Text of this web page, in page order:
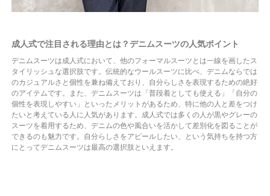
成人式で注目される理由とは？デニムスーツの人気ポイント
デニムスーツは成人式において、他のフォーマルスーツとは一線を画したス
タイリッシュな選択肢です。伝統的なウールスーツに比べ、デニムならでは
のカジュアルさと個性を兼ね備えており、自分らしさを表現するための絶好
のアイテムです。また、デニムスーツは「普段着としても使える」「自分の
個性を表現しやすい」といったメリットがあるため、特に他の人と差をつけ
たいと考えている人に人気があります。成人式では多くの人が黒やグレーの
スーツを着用するため、デニムの色や風合いを活かして差別化を図ることが
できるのも魅力です。自分らしさをアピールしたい、という気持ちを持つ方
にとってデニムスーツは最高の選択肢といえます。